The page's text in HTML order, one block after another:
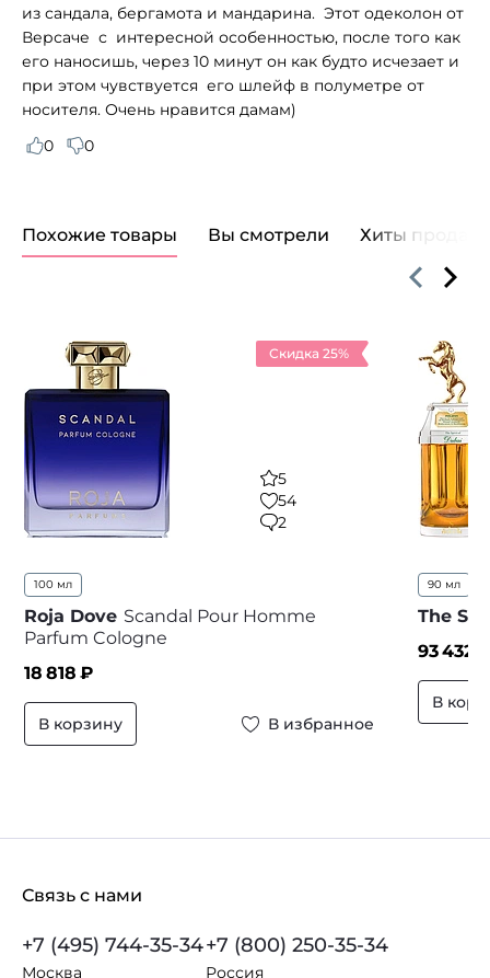
из сандала, бергамота и мандарина. Этот одеколон от
Версаче с интересной особенностью, после того как
его наносишь, через 10 минут он как будто исчезает и
при этом чувствуется его шлейф в полуметре от
носителя. Очень нравится дамам)
0
0
Похожие товары Вы смотрели Хиты продаж
Скидка 25%
5
54
2
100 мл
Roja Dove Scandal Pour Homme
Parfum Cologne
18 818 ₽
В корзину В избранное
90 мл
The
93 432
В
Связь с нами
+7 (495) 744-35-34
Москва
+7 (800) 250-35-34
Россия